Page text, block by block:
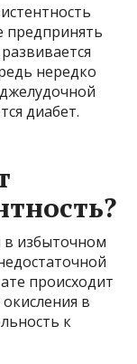
предпринять
нередко
диабет.
в избыточном
происходит
в
к